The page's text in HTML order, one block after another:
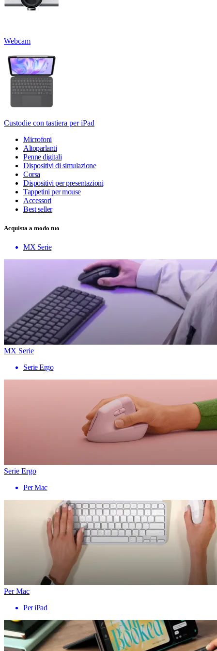
Webcam
Custodie con tastiera per iPad
Microfoni
Altoparlanti
Penne digitali
Dispositivi di simulazione
Corsa
Dispositivi per presentazioni
Tappetini per mouse
Accessori
Best seller
Acquista a modo tuo
MX Serie
MX Serie
Serie Ergo
Serie Ergo
Per Mac
Per Mac
Per iPad